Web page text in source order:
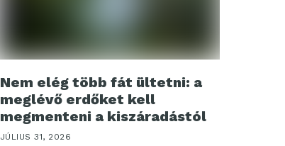
Nem elég több fát ültetni: a
meglévő erdőket kell
megmenteni a kiszáradástól
JÚLIUS 31, 2026